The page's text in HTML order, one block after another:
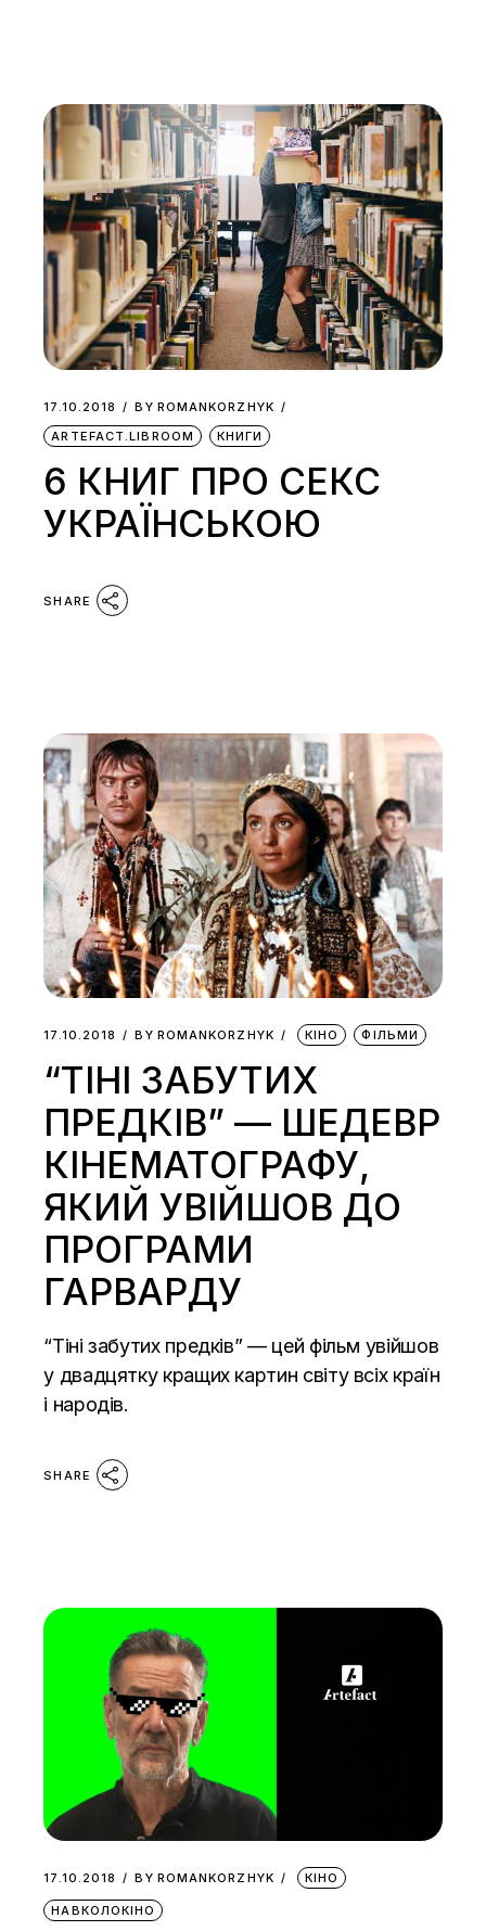
17.10.2018 BY ROMANKORZHYK
ARTEFACT.LIBROOM
КНИГИ
6 КНИГ ПРО СЕКС
УКРАЇНСЬКОЮ
SHARE
17.10.2018 BY ROMANKORZHYK КІНО ФІЛЬМИ
“ТІНІ ЗАБУТИХ
ПРЕДКІВ” — ШЕДЕВР
КІНЕМАТОГРАФУ,
ЯКИЙ УВІЙШОВ ДО
ПРОГРАМИ
ГАРВАРДУ
“Тіні забутих предків” — цей фільм увійшов
у двадцятку кращих картин світу всіх країн
і народів.
SHARE
17.10.2018 BY ROMANKORZHYK КІНО
НАВКОЛОКІНО